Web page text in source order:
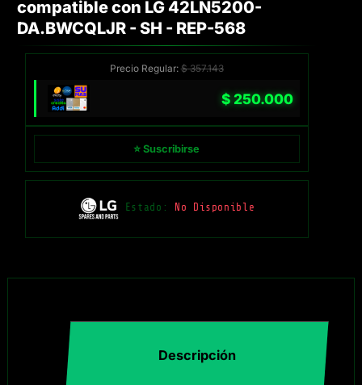
compatible con LG 42LN5200-
DA.BWCQLJR - SH - REP-568
Precio Regular:$357.143
$250.000
⭐ Suscribirse
Estado: No Disponible
Descripción